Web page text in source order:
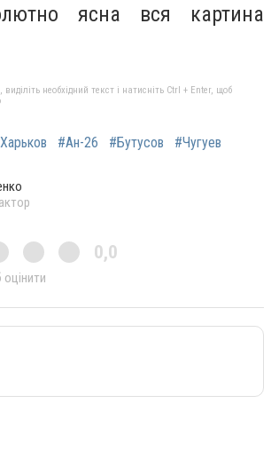
ясна вся картина
необхідний текст і натисніть Ctrl + Enter, щоб
#Ан-26 #Бутусов #Чугуев
0,0